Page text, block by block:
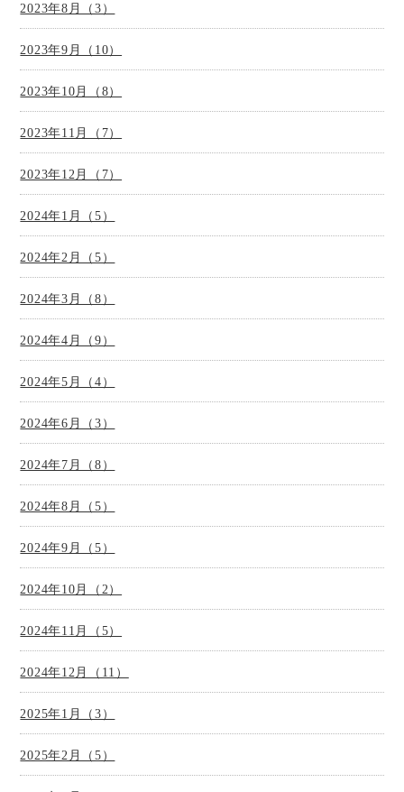
2023年8月（3）
2023年9月（10）
2023年10月（8）
2023年11月（7）
2023年12月（7）
2024年1月（5）
2024年2月（5）
2024年3月（8）
2024年4月（9）
2024年5月（4）
2024年6月（3）
2024年7月（8）
2024年8月（5）
2024年9月（5）
2024年10月（2）
2024年11月（5）
2024年12月（11）
2025年1月（3）
2025年2月（5）